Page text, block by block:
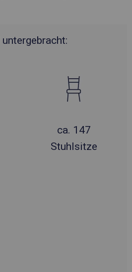
ca. 147
Stuhlsitze